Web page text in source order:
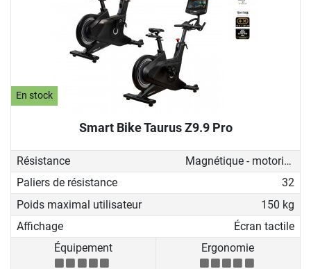
En stock
Smart Bike Taurus Z9.9 Pro
Résistance
Magnétique - motorisé
Paliers de résistance
32
Poids maximal utilisateur
150 kg
Affichage
Écran tactile
Équipement
Ergonomie